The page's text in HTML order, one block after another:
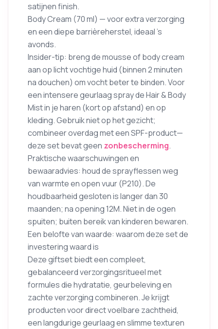
satijnen finish.
Body Cream (70 ml) — voor extra verzorging
en een diepe barrièreherstel, ideaal ’s
avonds.
Insider-tip: breng de mousse of body cream
aan op licht vochtige huid (binnen 2 minuten
na douchen) om vocht beter te binden. Voor
een intensere geurlaag spray de Hair & Body
Mist in je haren (kort op afstand) en op
kleding. Gebruik niet op het gezicht;
combineer overdag met een SPF-product—
deze set bevat geen zonbescherming.
Praktische waarschuwingen en
bewaaradvies: houd de sprayflessen weg
van warmte en open vuur (P210). De
houdbaarheid gesloten is langer dan 30
maanden; na opening 12M. Niet in de ogen
spuiten; buiten bereik van kinderen bewaren.
Een belofte van waarde: waarom deze set de
investering waard is
Deze giftset biedt een compleet,
gebalanceerd verzorgingsritueel met
formules die hydratatie, geurbeleving en
zachte verzorging combineren. Je krijgt
producten voor direct voelbare zachtheid,
een langdurige geurlaag en slimme texturen